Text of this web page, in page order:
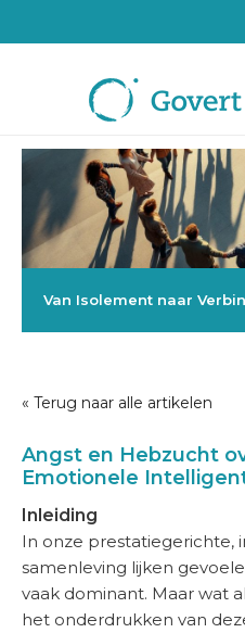
Van Isolement naar
« Terug naar alle artikelen
Angst en Hebzucht
Emotionele
Inleiding
In onze prestatiegerichte,
samenleving lijken
vaak dominant. Maar wat
het onderdrukken van